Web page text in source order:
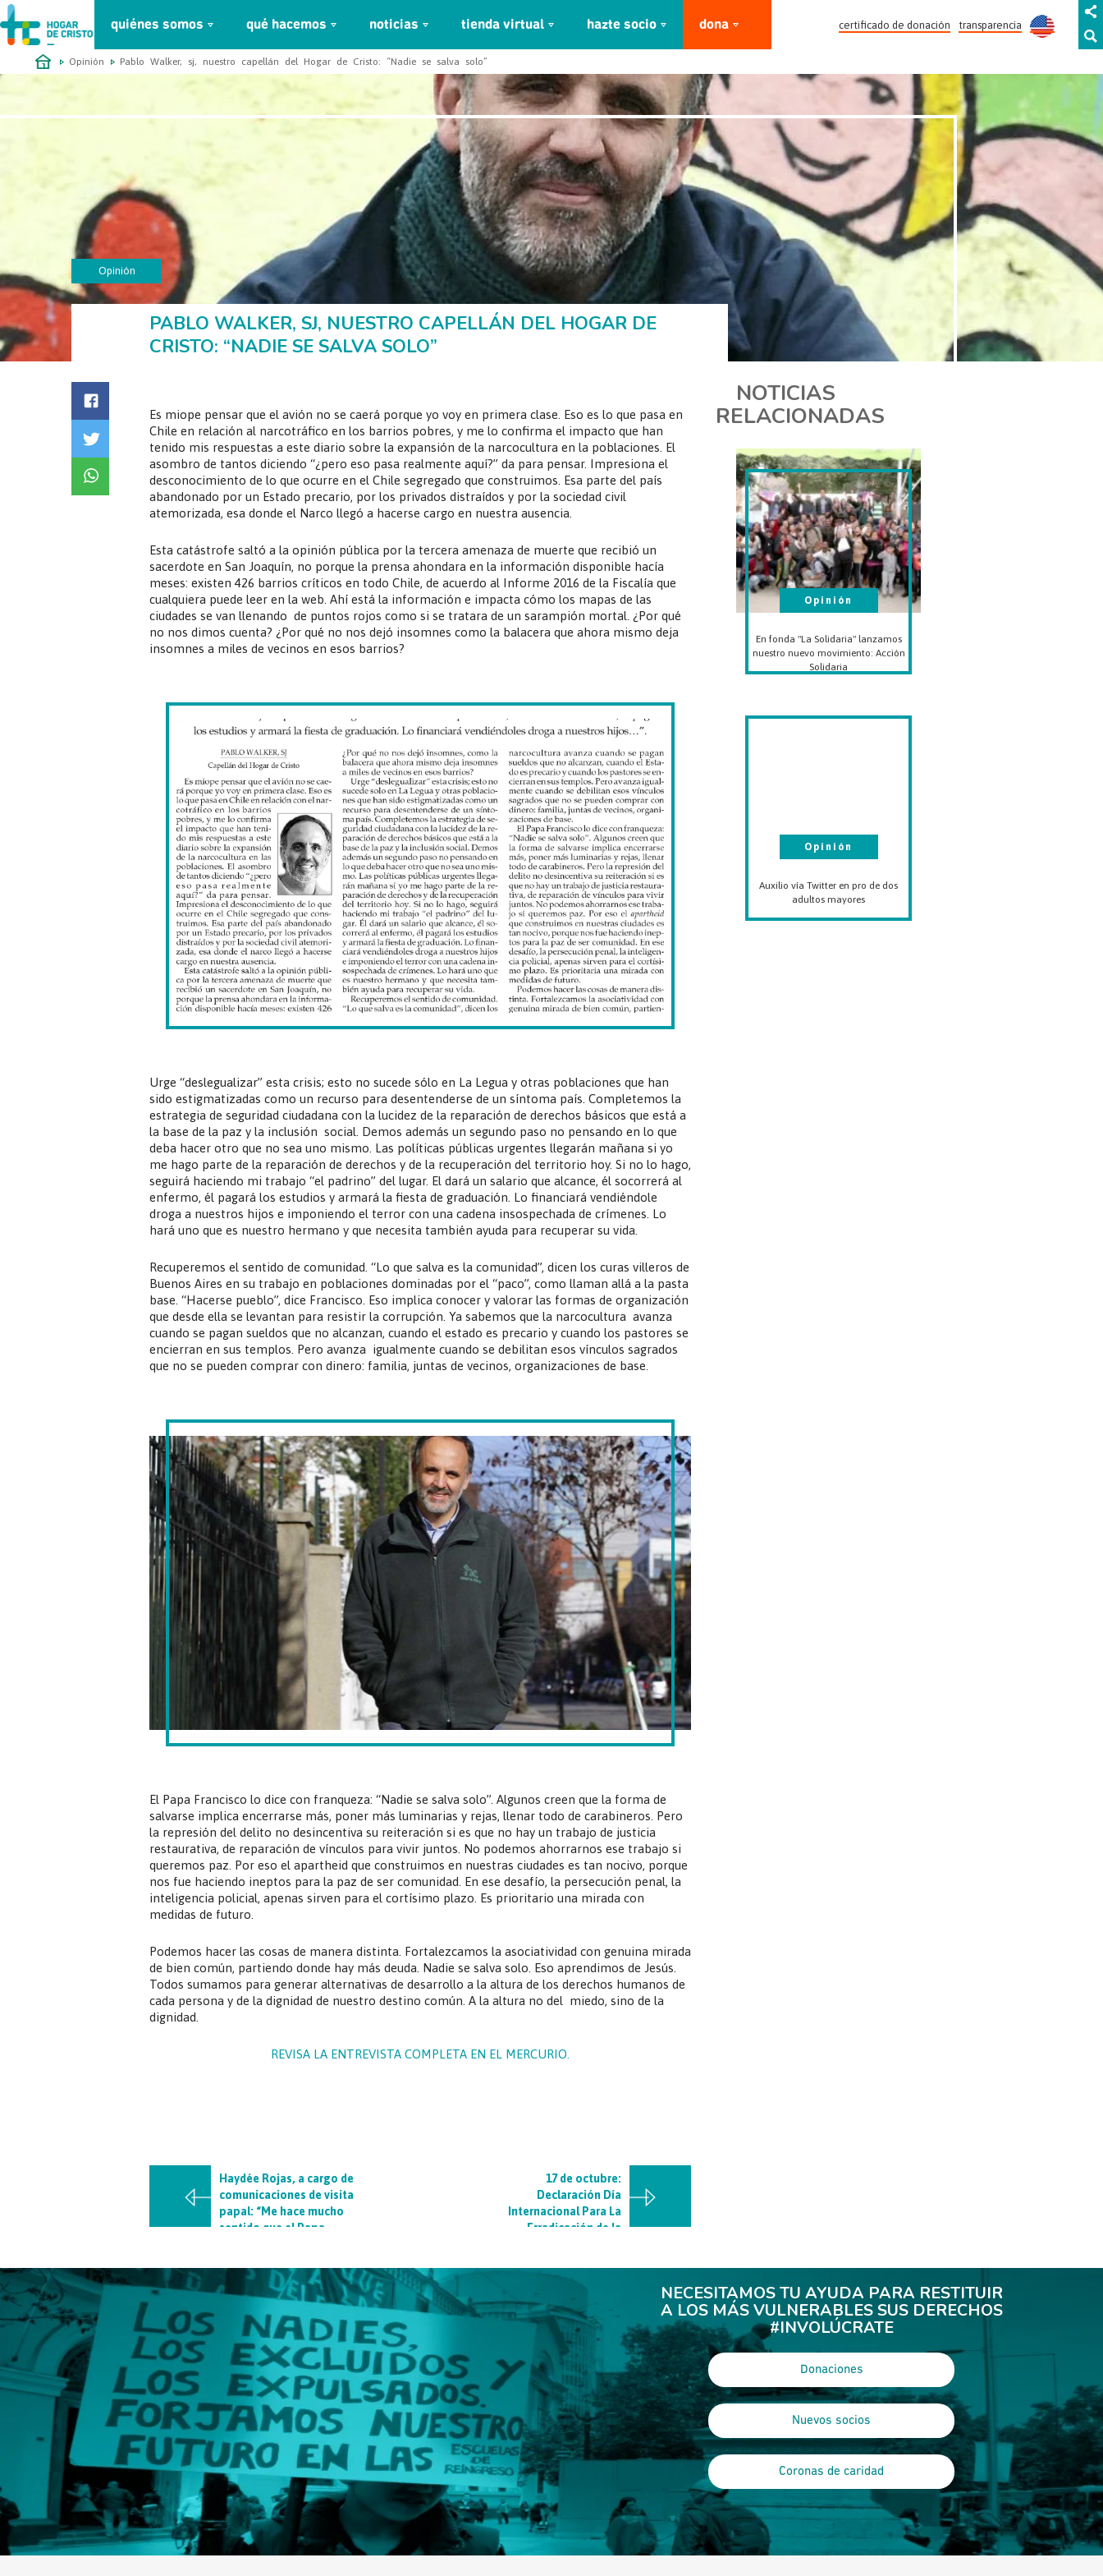
quiénes somos qué hacemos noticias tienda virtual hazte socio dona transparencia
certificado de donación
займ онлайн без проверок
Opinión Pablo Walker, sj, nuestro capellán del Hogar de Cristo: “Nadie se salva solo”
Opinión
PABLO WALKER, SJ, NUESTRO CAPELLÁN DEL HOGAR DE
CRISTO: “NADIE SE SALVA SOLO”
Es miope pensar que el avión no se caerá porque yo voy en primera clase. Eso es lo que pasa en
Chile en relación al narcotráfico en los barrios pobres, y me lo confirma el impacto que han
tenido mis respuestas a este diario sobre la expansión de la narcocultura en la poblaciones. El
asombro de tantos diciendo “¿pero eso pasa realmente aquí?” da para pensar. Impresiona el
desconocimiento de lo que ocurre en el Chile segregado que construimos. Esa parte del país
abandonado por un Estado precario, por los privados distraídos y por la sociedad civil
atemorizada, esa donde el Narco llegó a hacerse cargo en nuestra ausencia.
Esta catástrofe saltó a la opinión pública por la tercera amenaza de muerte que recibió un
sacerdote en San Joaquín, no porque la prensa ahondara en la información disponible hacía
meses: existen 426 barrios críticos en todo Chile, de acuerdo al Informe 2016 de la Fiscalía que
cualquiera puede leer en la web. Ahí está la información e impacta cómo los mapas de las
ciudades se van llenando de puntos rojos como si se tratara de un sarampión mortal. ¿Por qué
no nos dimos cuenta? ¿Por qué no nos dejó insomnes como la balacera que ahora mismo deja
insomnes a miles de vecinos en esos barrios?
Urge “deslegualizar” esta crisis; esto no sucede sólo en La Legua y otras poblaciones que han
sido estigmatizadas como un recurso para desentenderse de un síntoma país. Completemos la
estrategia de seguridad ciudadana con la lucidez de la reparación de derechos básicos que está a
la base de la paz y la inclusión social. Demos además un segundo paso no pensando en lo que
deba hacer otro que no sea uno mismo. Las políticas públicas urgentes llegarán mañana si yo
me hago parte de la reparación de derechos y de la recuperación del territorio hoy. Si no lo hago,
seguirá haciendo mi trabajo “el padrino” del lugar. El dará un salario que alcance, él socorrerá al
enfermo, él pagará los estudios y armará la fiesta de graduación. Lo financiará vendiéndole
droga a nuestros hijos e imponiendo el terror con una cadena insospechada de crímenes. Lo
hará uno que es nuestro hermano y que necesita también ayuda para recuperar su vida.
Recuperemos el sentido de comunidad. “Lo que salva es la comunidad”, dicen los curas villeros de
Buenos Aires en su trabajo en poblaciones dominadas por el “paco”, como llaman allá a la pasta
base. “Hacerse pueblo”, dice Francisco. Eso implica conocer y valorar las formas de organización
que desde ella se levantan para resistir la corrupción. Ya sabemos que la narcocultura avanza
cuando se pagan sueldos que no alcanzan, cuando el estado es precario y cuando los pastores se
encierran en sus templos. Pero avanza igualmente cuando se debilitan esos vínculos sagrados
que no se pueden comprar con dinero: familia, juntas de vecinos, organizaciones de base.
El Papa Francisco lo dice con franqueza: “Nadie se salva solo”. Algunos creen que la forma de
salvarse implica encerrarse más, poner más luminarias y rejas, llenar todo de carabineros. Pero
la represión del delito no desincentiva su reiteración si es que no hay un trabajo de justicia
restaurativa, de reparación de vínculos para vivir juntos. No podemos ahorrarnos ese trabajo si
queremos paz. Por eso el apartheid que construimos en nuestras ciudades es tan nocivo, porque
nos fue haciendo ineptos para la paz de ser comunidad. En ese desafío, la persecución penal, la
inteligencia policial, apenas sirven para el cortísimo plazo. Es prioritario una mirada con
medidas de futuro.
Podemos hacer las cosas de manera distinta. Fortalezcamos la asociatividad con genuina mirada
de bien común, partiendo donde hay más deuda. Nadie se salva solo. Eso aprendimos de Jesús.
Todos sumamos para generar alternativas de desarrollo a la altura de los derechos humanos de
cada persona y de la dignidad de nuestro destino común. A la altura no del miedo, sino de la
dignidad.
REVISA LA ENTREVISTA COMPLETA EN EL MERCURIO.
Haydée Rojas, a cargo de
comunicaciones de visita
papal: “Me hace mucho
sentido que el Papa
17 de octubre:
Declaración Día
Internacional Para La
Erradicación de la
NOTICIAS
RELACIONADAS
En fonda "La Solidaria" lanzamos
nuestro nuevo movimiento: Acción
Solidaria
Opinión
Auxilio vía Twitter en pro de dos
adultos mayores
Opinión
NECESITAMOS TU AYUDA PARA RESTITUIR
A LOS MÁS VULNERABLES SUS DERECHOS
#INVOLÚCRATE
Donaciones
Nuevos socios
Coronas de caridad